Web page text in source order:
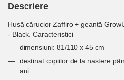
Descriere
Husă cărucior Zaffiro + geantă
- Black. Caracteristici:
dimensiuni: 81/110 x 45 cm
destinat copiilor de la naștere
ani